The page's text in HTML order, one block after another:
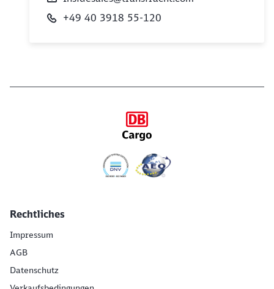
+49 40 3918 55-120
Rechtliches
Impressum
AGB
Datenschutz